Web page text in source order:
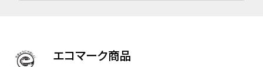
エコマーク商品